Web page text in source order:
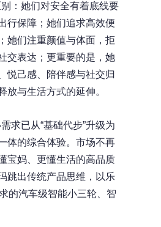
：她们对安全有着底线要
行保障；她们追求高效便
她们注重颜值与体面，拒
交表达；更重要的是，她
悦己感、陪伴感与社交归
放与生活方式的延伸。
求已从“基础代步”升级为
体的综合体验。市场不再
宝妈、更懂生活的高品质
跳出传统产品思维，以乐
的汽车级智能小三轮、智